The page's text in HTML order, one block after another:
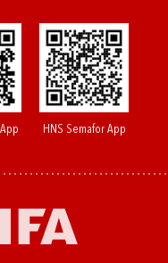
HNS Semafor App